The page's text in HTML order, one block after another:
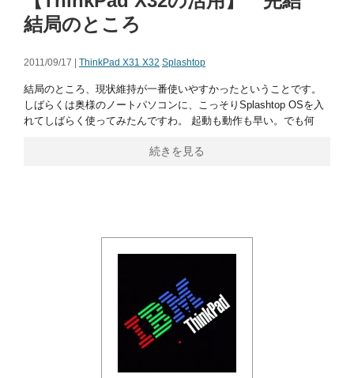
結局のところ
2011/09/17 | ThinkPad X31 X32 Splashtop
結局のところ、現状維持が一番使いやすかったということです。
しばらくは奥様のノートパソコンに、こっそりSplashtop OSを入
れてしばらく使ってみたんですわ。 起動も動作も早い。でも何
続きを見る